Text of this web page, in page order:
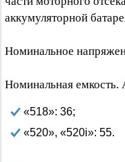
аккумуляторной
Номинальное
Номинальная емкость.
«518»: 36;
«520», «520i»: 55.